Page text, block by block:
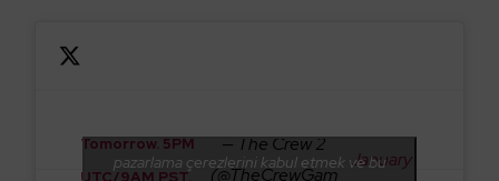
Tomorrow. 5PM
— The Crew 2
(@TheCrewGam
January
pazarlama çerezlerini kabul etmek ve bu